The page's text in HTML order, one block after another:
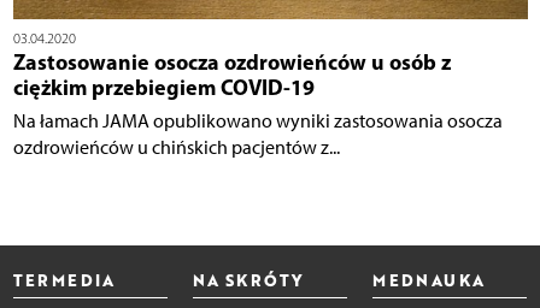
03.04.2020
Zastosowanie osocza ozdrowieńców u osób z
ciężkim przebiegiem COVID-19
Na łamach JAMA opublikowano wyniki zastosowania osocza
ozdrowieńców u chińskich pacjentów z...
TERMEDIA NA SKRÓTY MEDNAUKA